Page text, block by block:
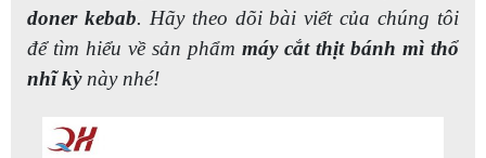
doner kebab. Hãy theo dõi bài viết của chúng tôi
để tìm hiểu về sản phẩm máy cắt thịt bánh mì thổ
nhĩ kỳnày nhé!